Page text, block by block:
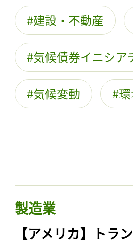
建設・不動産
気候債券イニシア
気候変動
製造業
【アメリカ】トラ